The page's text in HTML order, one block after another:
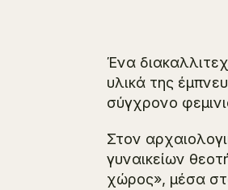
Ένα
υλικά της
σύγχρονο
Στον
γυναικείων
χώρος», μέσα